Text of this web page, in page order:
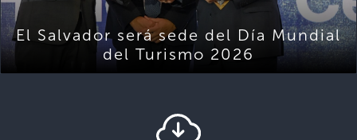
El Salvador será sede del Día Mundial
del Turismo 2026